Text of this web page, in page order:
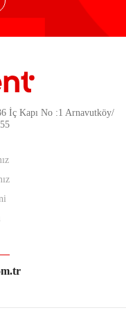
İç Kapı No :1 Arnavutköy/